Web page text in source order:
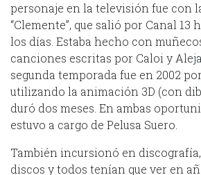
personaje en la televisión fue con
“Clemente”, que salió por Canal 13
los días. Estaba hecho con
canciones escritas por Caloi y
segunda temporada fue en 2002
utilizando la animación 3D (con
duró dos meses. En ambas
estuvo a cargo de Pelusa Suero.
También incursionó en
discos y todos tenían que ver en